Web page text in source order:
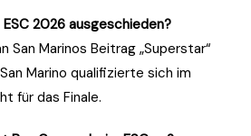
2026 ausgeschieden?
San Marinos Beitrag „Superstar“
Marino qualifizierte sich im
für das Finale.